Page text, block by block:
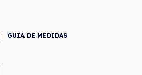
GUIA DE MEDIDAS